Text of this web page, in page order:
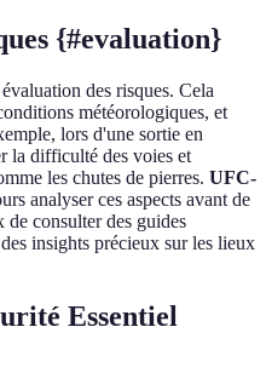
{#evaluation}
des risques. Cela
météorologiques, et
lors d'une sortie en
la difficulté des voies et
les chutes de pierres. UFC-
analyser ces aspects avant de
consulter des guides
insights précieux sur les lieux
Essentiel